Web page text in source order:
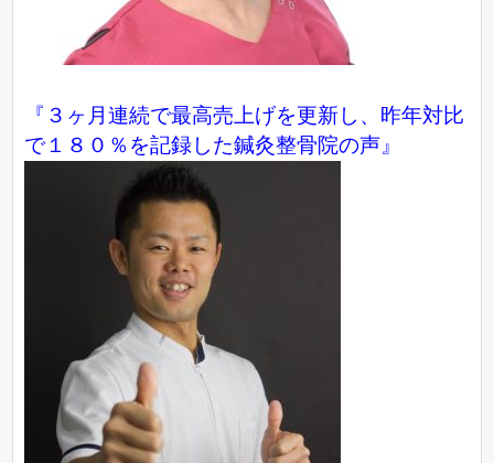
『３ヶ月連続で最高売上げを更新し、昨年対比
で１８０％を記録した鍼灸整骨院の声』